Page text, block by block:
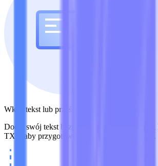
Wklej tekst lub prześlij plik
Dodaj swój tekst bezpośrednio lub prześlij plik
TXT, aby przygotować go do wykrywania AI.